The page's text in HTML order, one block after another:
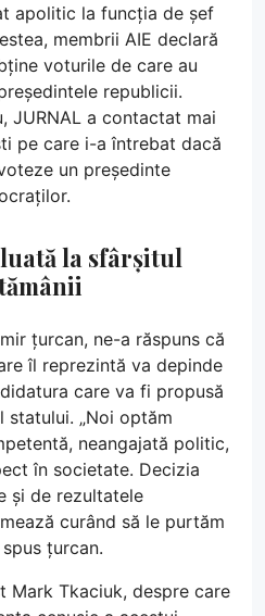
apolitic la funcția de șef
membrii AIE declară
voturile de care au
republicii.
JURNAL a contactat mai
pe care i-a întrebat dacă
un președinte
la sfârșitul
țurcan, ne-a răspuns că
îl reprezintă va depinde
care va fi propusă
statului. „Noi optăm
neangajată politic,
în societate. Decizia
și de rezultatele
curând să le purtăm
țurcan.
Mark Tkaciuk, despre care